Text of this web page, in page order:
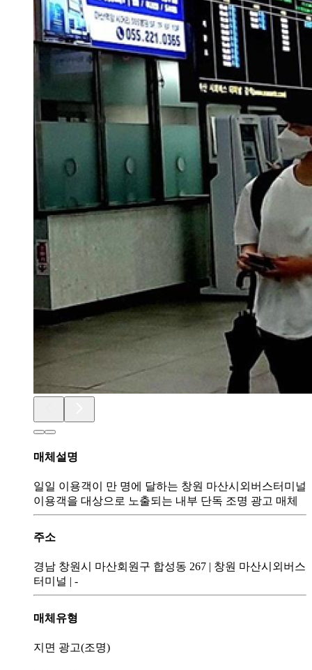
매체설명
일일 이용객이 만 명에 달하는 창원 마산시외버스터미널
이용객을 대상으로 노출되는 내부 단독 조명 광고 매체
주소
경남 창원시 마산회원구 합성동 267
창원 마산시외버스
터미널
-
매체유형
지면 광고(조명)